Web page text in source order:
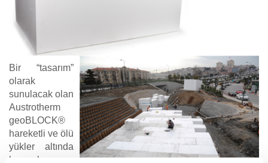
Bir “tasarım”
olarak
sunulacak olan
Austrotherm
geoBLOCK®
hareketli ve ölü
yükler altında
hem kısa ve